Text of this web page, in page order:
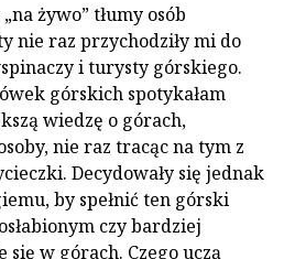
żywo” tłumy osób
nie raz przychodziły mi do
i turysty górskiego.
górskich spotykałam
wiedzę o górach,
nie raz tracąc na tym z
Decydowały się jednak
by spełnić ten górski
czy bardziej
w górach. Czego uczą